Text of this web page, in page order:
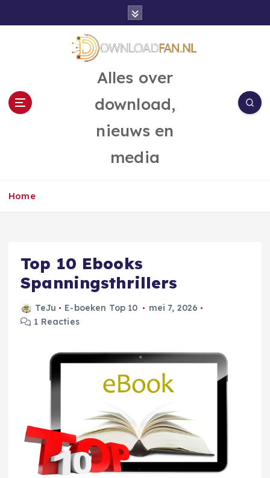
Alles over
download,
nieuws en
media
Home
Top 10 Ebooks
Spanningsthrillers
TeJu E-boeken Top 10
mei 7, 2026
1 Reacties